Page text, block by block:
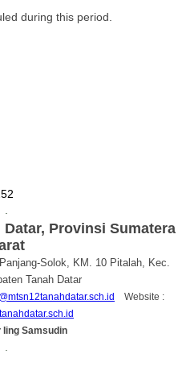
during this period.
Datar, Provinsi Sumatera
Solok, KM. 10 Pitalah, Kec.
Tanah Datar
Website :
Iing Samsudin